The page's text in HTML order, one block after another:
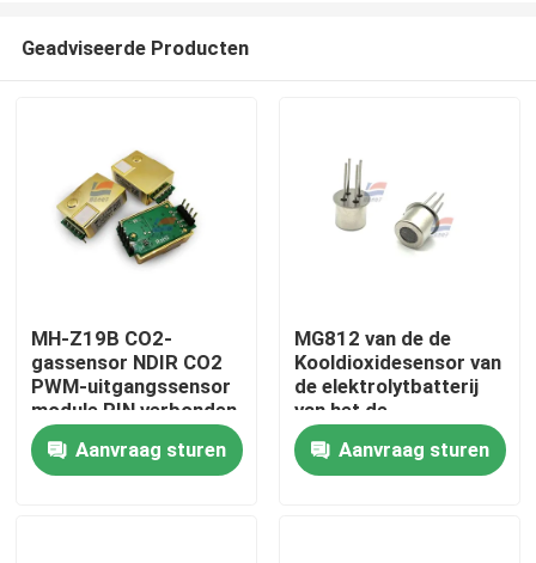
Huis
Producten
Geadviseerde Producten
MH-Z19B CO2-
gassensor NDIR CO2
PWM-uitgangssensor
module PIN verbonden
analoog
Aanvraag sturen
MG812 van de de
Kooldioxidesensor van
de elektrolytbatterij
van het de
Machtsoxyde de Lage
Sensoren van het de
Halfgeleidergas
Aanvraag sturen